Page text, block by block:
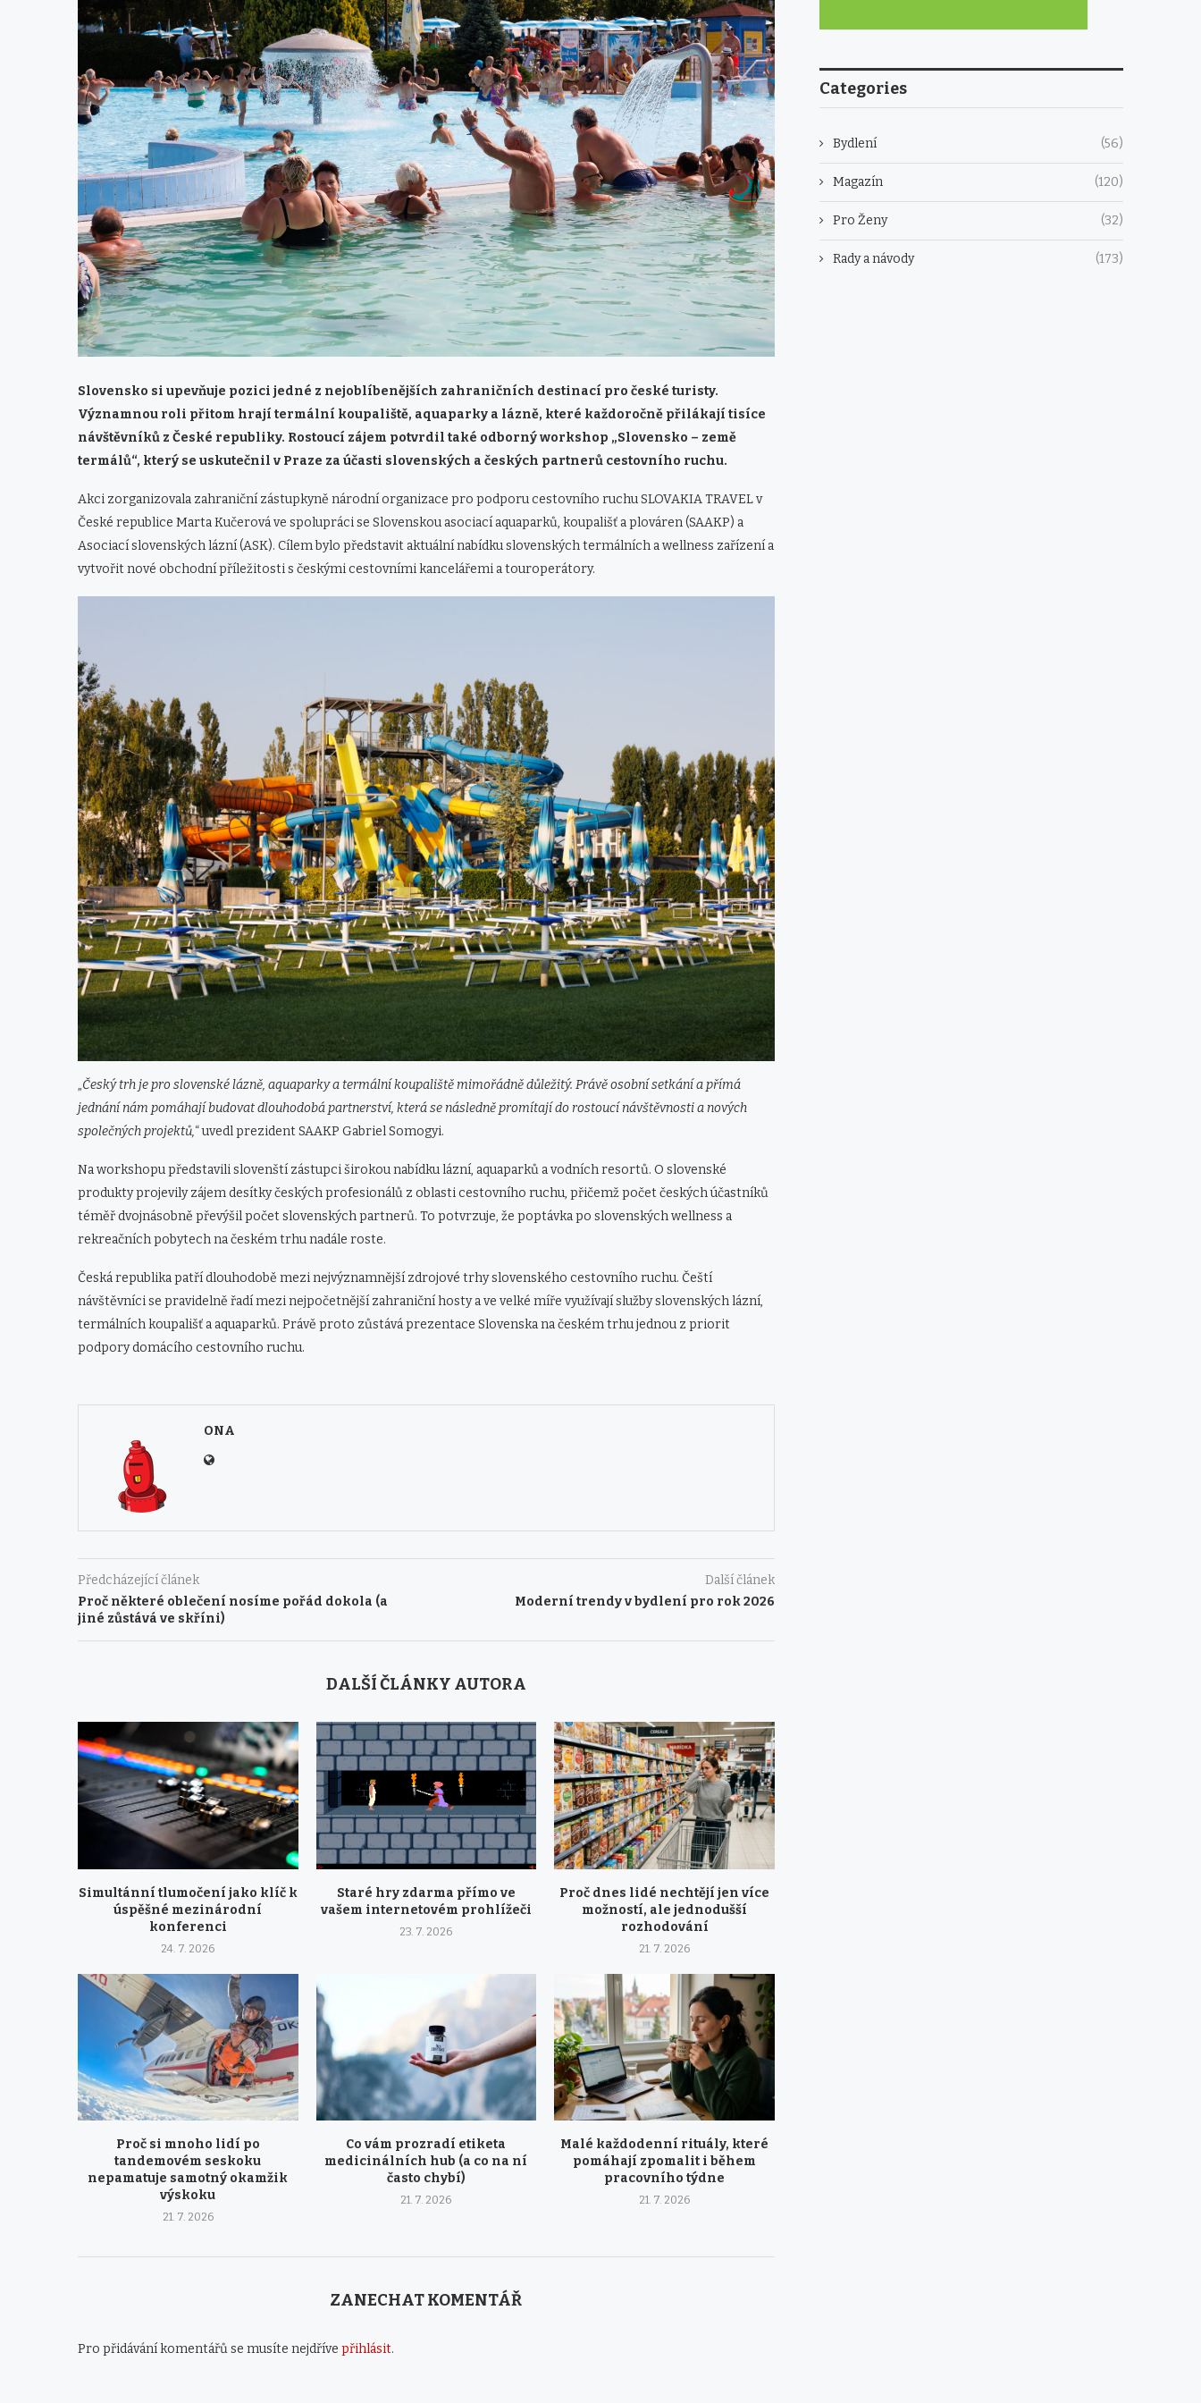
Slovensko si upevňuje pozici jedné z nejoblíbenějších zahraničních destinací pro české turisty.
Významnou roli přitom hrají termální koupaliště, aquaparky a lázně, které každoročně přilákají tisíce
návštěvníků z České republiky. Rostoucí zájem potvrdil také odborný workshop „Slovensko – země
termálů“, který se uskutečnil v Praze za účasti slovenských a českých partnerů cestovního ruchu.
Akci zorganizovala zahraniční zástupkyně národní organizace pro podporu cestovního ruchu SLOVAKIA TRAVEL v
České republice Marta Kučerová ve spolupráci se Slovenskou asociací aquaparků, koupališť a plováren (SAAKP) a
Asociací slovenských lázní (ASK). Cílem bylo představit aktuální nabídku slovenských termálních a wellness zařízení a
vytvořit nové obchodní příležitosti s českými cestovními kancelářemi a touroperátory.
„Český trh je pro slovenské lázně, aquaparky a termální koupaliště mimořádně důležitý. Právě osobní setkání a přímá
jednání nám pomáhají budovat dlouhodobá partnerství, která se následně promítají do rostoucí návštěvnosti a nových
společných projektů,“ uvedl prezident SAAKP Gabriel Somogyi.
Na workshopu představili slovenští zástupci širokou nabídku lázní, aquaparků a vodních resortů. O slovenské
produkty projevily zájem desítky českých profesionálů z oblasti cestovního ruchu, přičemž počet českých účastníků
téměř dvojnásobně převýšil počet slovenských partnerů. To potvrzuje, že poptávka po slovenských wellness a
rekreačních pobytech na českém trhu nadále roste.
Česká republika patří dlouhodobě mezi nejvýznamnější zdrojové trhy slovenského cestovního ruchu. Čeští
návštěvníci se pravidelně řadí mezi nejpočetnější zahraniční hosty a ve velké míře využívají služby slovenských lázní,
termálních koupališť a aquaparků. Právě proto zůstává prezentace Slovenska na českém trhu jednou z priorit
podpory domácího cestovního ruchu.
ONA
Předcházející článek
Proč některé oblečení nosíme pořád dokola (a
jiné zůstává ve skříni)
Další článek
Moderní trendy v bydlení pro rok 2026
DALŠÍ ČLÁNKY AUTORA
Simultánní tlumočení jako klíč k
úspěšné mezinárodní
konferenci
24. 7. 2026
Staré hry zdarma přímo ve
vašem internetovém prohlížeči
23. 7. 2026
Proč dnes lidé nechtějí jen více
možností, ale jednodušší
rozhodování
21. 7. 2026
Proč si mnoho lidí po
tandemovém seskoku
nepamatuje samotný okamžik
výskoku
21. 7. 2026
Co vám prozradí etiketa
medicinálních hub (a co na ní
často chybí)
21. 7. 2026
Malé každodenní rituály, které
pomáhají zpomalit i během
pracovního týdne
21. 7. 2026
ZANECHAT KOMENTÁŘ
Pro přidávání komentářů se musíte nejdříve přihlásit.
Categories
Bydlení (56)
Magazín (120)
Pro Ženy (32)
Rady a návody (173)